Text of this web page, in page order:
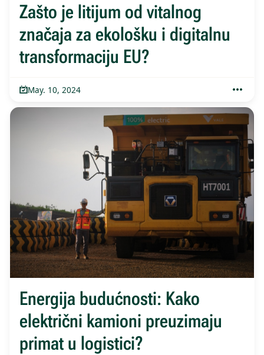
Zašto je litijum od vitalnog
značaja za ekološku i digitalnu
transformaciju EU?
May. 10, 2024
Energija budućnosti: Kako
električni kamioni preuzimaju
primat u logistici?